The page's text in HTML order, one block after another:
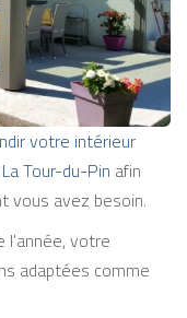
votre intérieur
Tour-du-Pin afin
vous avez besoin.
votre
adaptées comme